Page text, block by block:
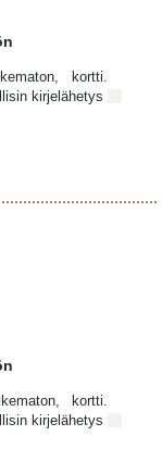
kortti.
kirjelähetys
kortti.
kirjelähetys